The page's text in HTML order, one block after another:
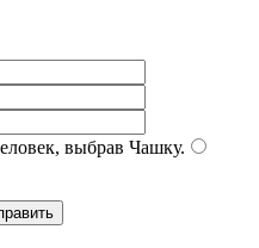
выбрав Чашку.